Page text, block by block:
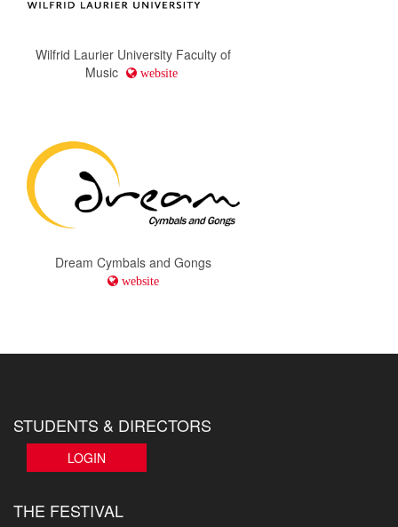
Wilfrid Laurier University Faculty of
Music
website
Dream Cymbals and Gongs
website
STUDENTS & DIRECTORS
LOGIN
THE FESTIVAL